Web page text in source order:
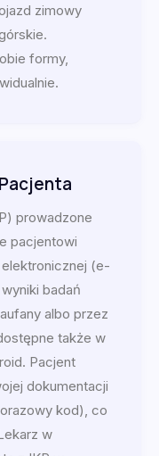
zimowy
formy,
prowadzone
pacjentowi
(e-
badań
albo przez
także w
Pacjent
dokumentacji
kod), co
w